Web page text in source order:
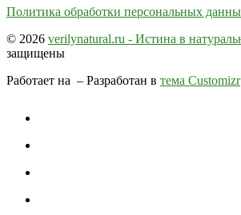
Политика обработки персональных
© 2026 verilynatural.ru - Истина в
защищены
Работает на – Разработан в тема Customizr